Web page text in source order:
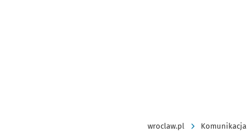
wroclaw.pl Komunikacja